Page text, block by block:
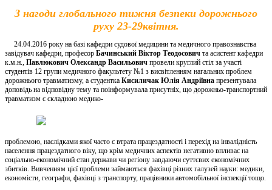
З нагоди глобального тижня безпеки дорожнього
руху 23-29квітня.
24.04.2016 року на базі кафедри судової медицини та медичного правознавства
завідувач кафедри, професор Бачинський Віктор Теодосович та асистент кафедри
к.м.н., Павлюкович Олександр Васильович провели круглий стіл за участі
студентів 12 групи медичного факультету №1 з висвітленням нагальних проблем
дорожнього травматизму, а студентка Кисиличак Юлія Андріївна презентувала
доповідь на відповідну тему та поінформувала присутніх, що дорожньо-транспортний
травматизм є складною медико-
проблемою, наслідками якої часто є втрата працездатності і перехід на інвалідність
населення працездатного віку, що крім медичних аспектів негативно впливає на
соціально-економічний стан держави чи регіону завдаючи суттєвих економічних
збитків. Вивченням цієї проблеми займаються фахівці різних галузей науки: медики,
економісти, географи, фахівці з транспорту, працівники автомобільної інспекції тощо.